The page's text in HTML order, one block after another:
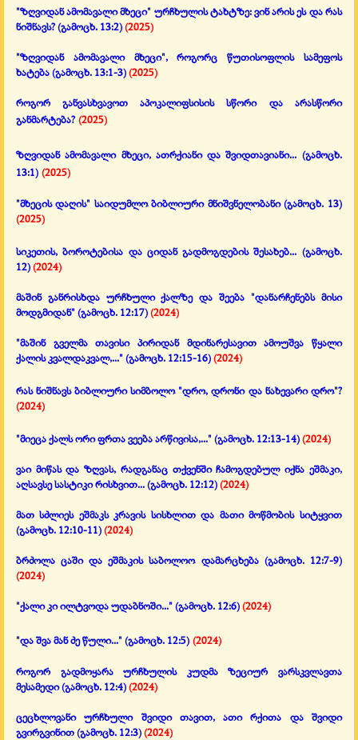
"ზღვიდან ამომავალი მხეცი" ურჩხულის ტახტზე: ვინ არის ეს და რას
ნიშნავს?(გამოცხ. 13:2)(2025)
"ზღვიდან ამომავალი მხეცი", როგორც წუთისოფლის სამეფოს
ხატება(გამოცხ. 13:1-3)(2025)
როგორ განვასხვავოთ აპოკალიფსისის სწორი და არასწორი
განმარტება? (2025)
ზღვიდან ამომავალი მხეცი, ათრქიანი და შვიდთავიანი... (გამოცხ.
13:1) (2025)
"მხეცის დაღის" საიდუმლო ბიბლიური მნიშვნელობანი(გამოცხ. 13)
(2025)
სიკეთის, ბოროტებისა და ციდან გადმოგდების შესახებ... (გამოცხ.
12)(2024)
მაშინ განრისხდა ურჩხული ქალზე და შეება "დანარჩენებს მისი
მოდგმიდან" (გამოცხ. 12:17)(2024)
"მაშინ გველმა თავისი პირიდან მდინარესავით ამოუშვა წყალი
ქალის კვალდაკვალ,..." (გამოცხ. 12:15-16)(2024)
რას ნიშნავს ბიბლიური სიმბოლო "დრო, დრონი და ნახევარი დრო"?
(2024)
"მიეცა ქალს ორი ფრთა ვეება არწივისა,..." (გამოცხ. 12:13-14)(2024)
ვაი მიწას და ზღვას, რადგანაც თქვენში ჩამოგდებულ იქნა ეშმაკი,
აღსავსე სასტიკი რისხვით...(გამოცხ. 12:12)(2024)
მათ სძლიეს ეშმაკს კრავის სისხლით და მათი მოწმობის სიტყვით
(გამოცხ. 12:10-11)(2024)
ბრძოლა ცაში და ეშმაკის საბოლოო დამარცხება (გამოცხ. 12:7-9)
(2024)
"ქალი კი ილტვოდა უდაბნოში..." (გამოცხ. 12:6)(2024)
"და შვა მან ძე წული..." (გამოცხ. 12:5) (2024)
როგორ გადმოყარა ურჩხულის კუდმა ზეციურ ვარსკვლავთა
მესამედი(გამოცხ. 12:4)(2024)
ცეცხლოვანი ურჩხული შვიდი თავით, ათი რქითა და შვიდი
გვირგვინით(გამოცხ. 12:3)(2024)